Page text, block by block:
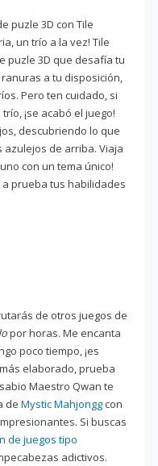
puzle 3D con Tile
un trío a la vez! Tile
puzle 3D que desafía tu
a tu disposición,
Pero ten cuidado, si
¡se acabó el juego!
descubriendo lo que
de arriba. Viaja
con un tema único!
prueba tus habilidades
de otros juegos de
por horas. Me encanta
poco tiempo, ¡es
elaborado, prueba
Maestro Qwan te
de Mystic Mahjongg con
Si buscas
de juegos tipo
adictivos.